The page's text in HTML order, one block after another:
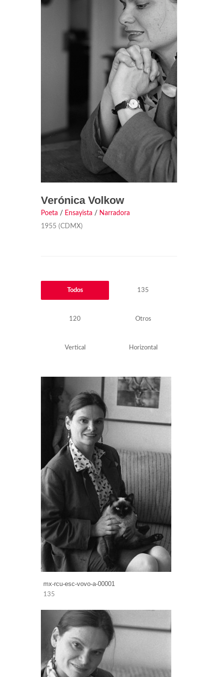
Verónica Volkow
Poeta / Ensayista / Narradora
1955 (CDMX)
Todos 135
120 Otros
Vertical Horizontal
mx-rcu-esc-vovo-a-00001
135